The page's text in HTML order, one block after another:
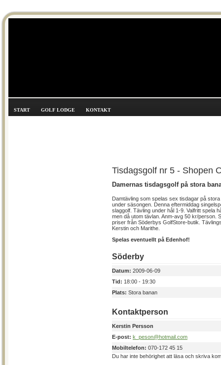
START GOLF LODGE KONTAKT
Tisdagsgolf nr 5 - Shopen
Damernas tisdagsgolf på stora
Damtävling som spelas sex tisdagar på stora
under säsongen. Denna eftermiddag
slaggolf. Tävling under hål 1-9. Valfritt spela
men då utom tävlan. Anm-avg 50 kr/person.
priser från Söderbys GolfStore-butik.
Kerstin och Marithe.
Spelas eventuellt på Edenhof!
Söderby
Datum: 2009-06-09
Tid: 18:00 - 19:30
Plats: Stora banan
Kontaktperson
Kerstin Persson
E-post: k_peson@hotmail.com
Mobiltelefon: 070-172 45 15
Du har inte behörighet att läsa och skriva